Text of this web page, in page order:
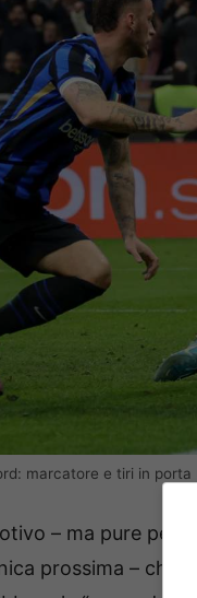
marcatore e tiri in porta
– ma pure per
prossima – che